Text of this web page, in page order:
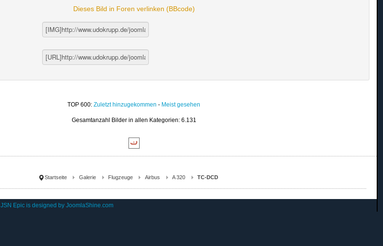
Dieses Bild in Foren verlinken (BBcode)
TOP 600:Zuletzt hinzugekommen - Meist gesehen
Gesamtanzahl Bilder in allen Kategorien: 6.131
Startseite Galerie Flugzeuge Airbus A 320 TC-DCD
JSN Epic is designed byJoomlaShine.com